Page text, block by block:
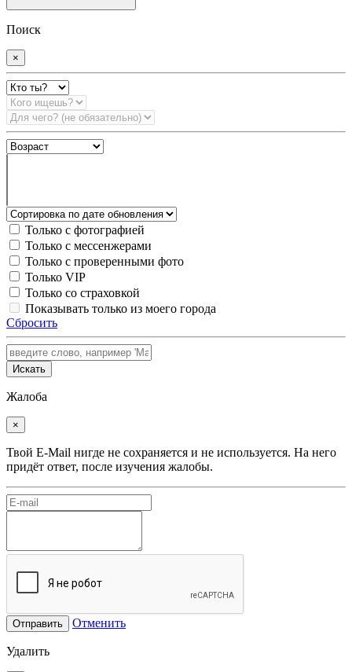
Поиск
×
Только с фотографией
Только с мессенжерами
Только с проверенными фото
Только VIP
Только со страховкой
Показывать только из моего города
Сбросить
Искать
Жалоба
×
Твой E-Mail нигде не сохраняется и не используется. На него
придёт ответ, после изучения жалобы.
Отправить Отменить
Удалить